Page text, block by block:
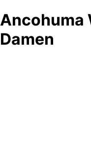
Ancohuma
Damen